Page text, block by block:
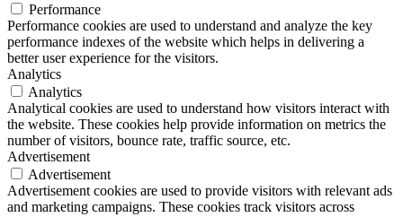
Performance
Performance cookies are used to understand and analyze the key
performance indexes of the website which helps in delivering a
better user experience for the visitors.
Analytics
Analytics
Analytical cookies are used to understand how visitors interact with
the website. These cookies help provide information on metrics the
number of visitors, bounce rate, traffic source, etc.
Advertisement
Advertisement
Advertisement cookies are used to provide visitors with relevant ads
and marketing campaigns. These cookies track visitors across